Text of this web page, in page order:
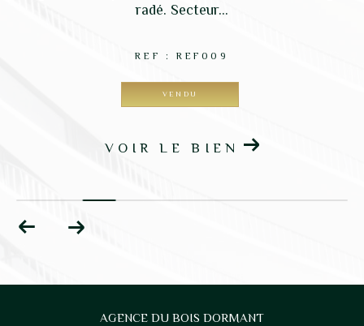
radé. Secteur...
REF : REF009
VENDU
VOIR LE BIEN
AGENCE DU BOIS DORMANT